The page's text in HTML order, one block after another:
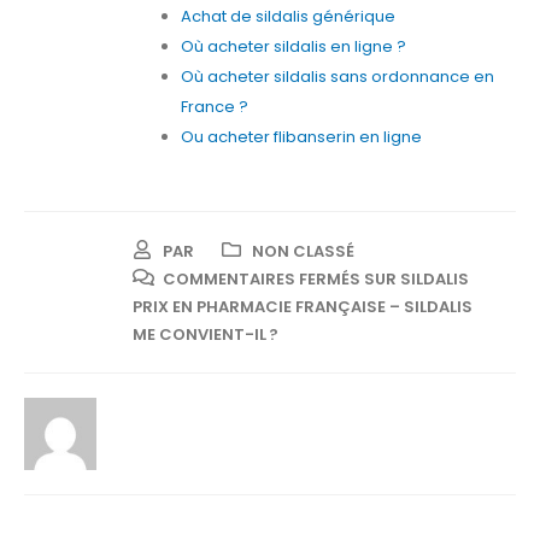
Achat de sildalis générique
Où acheter sildalis en ligne ?
Où acheter sildalis sans ordonnance en
France ?
Ou acheter flibanserin en ligne
PAR
NON CLASSÉ
COMMENTAIRES FERMÉS SUR SILDALIS
PRIX EN PHARMACIE FRANÇAISE – SILDALIS
ME CONVIENT-IL ?